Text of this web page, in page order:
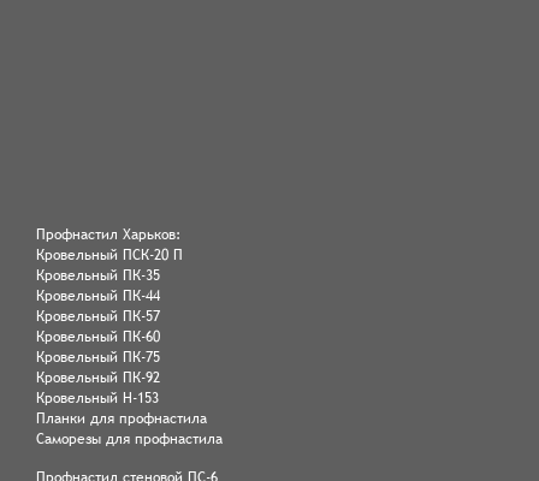
Профнастил Харьков:
Кровельный ПСК-20 П
Кровельный ПК-35
Кровельный ПК-44
Кровельный ПК-57
Кровельный ПК-60
Кровельный ПК-75
Кровельный ПК-92
Кровельный Н-153
Планки для профнастила
Саморезы для профнастила